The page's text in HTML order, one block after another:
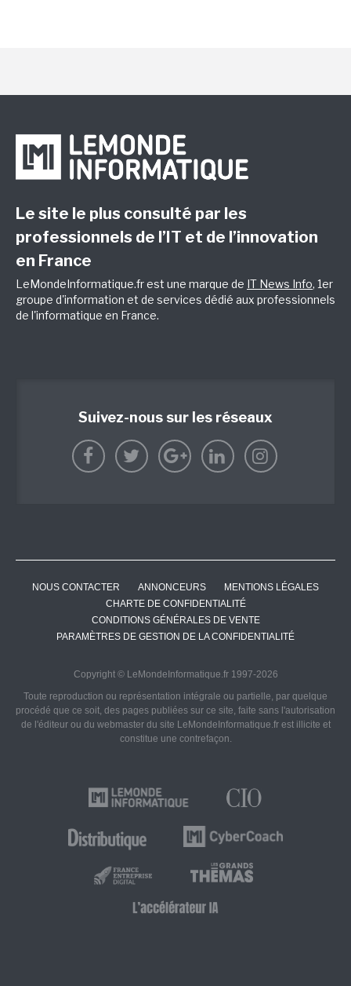
Le site le plus consulté par les
professionnels de l’IT et de l’innovation
en France
LeMondeInformatique.fr est une marque de IT News Info, 1er
groupe d'information et de services dédié aux professionnels
de l'informatique en France.
Suivez-nous sur les réseaux
NOUS CONTACTER ANNONCEURS
MENTIONS LÉGALES
CHARTE DE CONFIDENTIALITÉ
CONDITIONS GÉNÉRALES DE VENTE
PARAMÈTRES DE GESTION DE LA CONFIDENTIALITÉ
Copyright © LeMondeInformatique.fr 1997-2026
Toute reproduction ou représentation intégrale ou partielle, par quelque
procédé que ce soit, des pages publiées sur ce site, faite sans l'autorisation
de l'éditeur ou du webmaster du site LeMondeInformatique.fr est illicite et
constitue une contrefaçon.